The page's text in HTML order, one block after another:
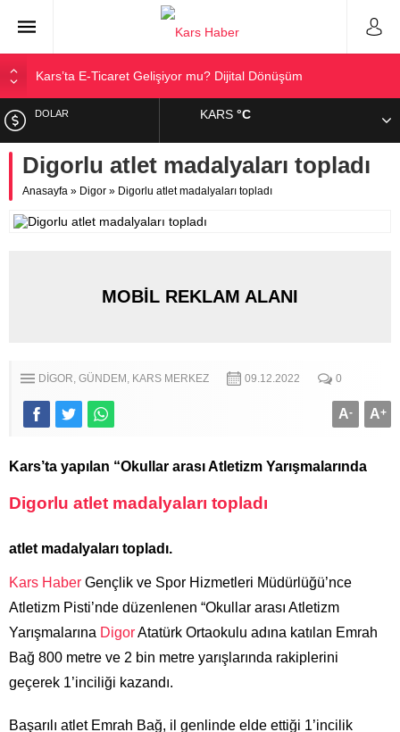
Kars’ta E-Ticaret Gelişiyor mu? Dijital Dönüşüm
Kars Halkı Yeni Parti Hakkında Ne Düşünüyor?
Sarıkamış’a Bağlı Köyler ve Yaygın Soyadları
Haber
DOLAR
EURO
KARS°C
Digorlu atlet madalyaları topladı
Anasayfa » Digor » Digorlu atlet madalyaları topladı
MOBİL REKLAM ALANI
DIGOR GÜNDEM KARS MERKEZ 09.12.2022 0
A+
A-
Kars’ta yapılan “Okullar arası Atletizm Yarışmalarında
Digorlu atlet madalyaları topladı
atlet madalyaları topladı.
Kars Haber Gençlik ve Spor Hizmetleri Müdürlüğü’nce
Atletizm Pisti’nde düzenlenen “Okullar arası Atletizm
Yarışmalarına DigorAtatürk Ortaokulu adına katılan Emrah
Bağ 800 metre ve 2 bin metre yarışlarında rakiplerini
geçerek 1’inciliği kazandı.
Başarılı atlet Emrah Bağ, il genlinde elde ettiği 1’incilik